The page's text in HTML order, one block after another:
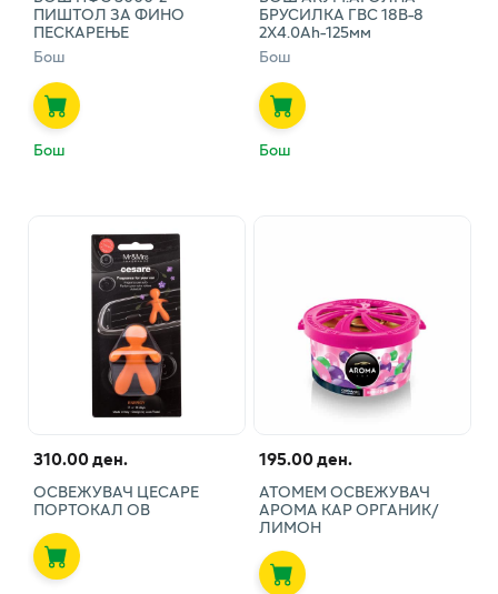
ПИШТОЛ ЗА ФИНО
ПЕСКАРЕЊЕ
Бош
Бош
БРУСИЛКА ГВС 18В-8
2Х4.0Аh-125мм
Бош
Бош
310.00 ден.
ОСВЕЖУВАЧ ЦЕСАРЕ
ПОРТОКАЛ ОВ
195.00 ден.
АТОМЕМ ОСВЕЖУВАЧ
АРОМА КАР ОРГАНИК/
ЛИМОН